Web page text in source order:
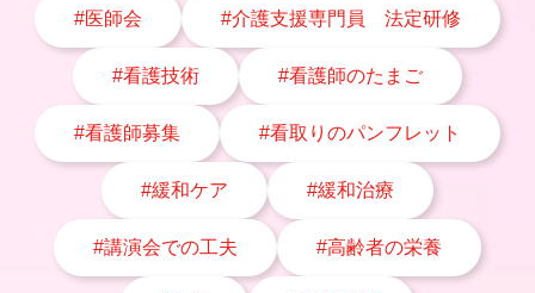
#医師会 #介護支援専門員 法定研修
#看護技術 #看護師のたまご
#看護師募集 #看取りのパンフレット
#緩和ケア #緩和治療
#講演会での工夫 #高齢者の栄養